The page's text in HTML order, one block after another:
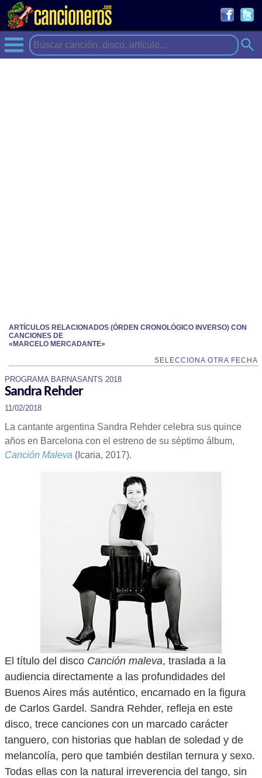
ARTÍCULOS RELACIONADOS (ÓRDEN CRONOLÓGICO INVERSO) CON
CANCIONES DE
«MARCELO MERCADANTE»
SELECCIONA OTRA FECHA
PROGRAMA BARNASANTS 2018
Sandra Rehder
11/02/2018
La cantante argentina Sandra Rehder celebra sus quince
años en Barcelona con el estreno de su séptimo álbum,
Canción Maleva (Icaria, 2017).
El título del disco Canción maleva, traslada a la
audiencia directamente a las profundidades del
Buenos Aires más auténtico, encarnado en la figura
de Carlos Gardel. Sandra Rehder, refleja en este
disco, trece canciones con un marcado carácter
tanguero, con historias que hablan de soledad y de
melancolía, pero que también destilan ternura y sexo.
Todas ellas con la natural irreverencia del tango, sin